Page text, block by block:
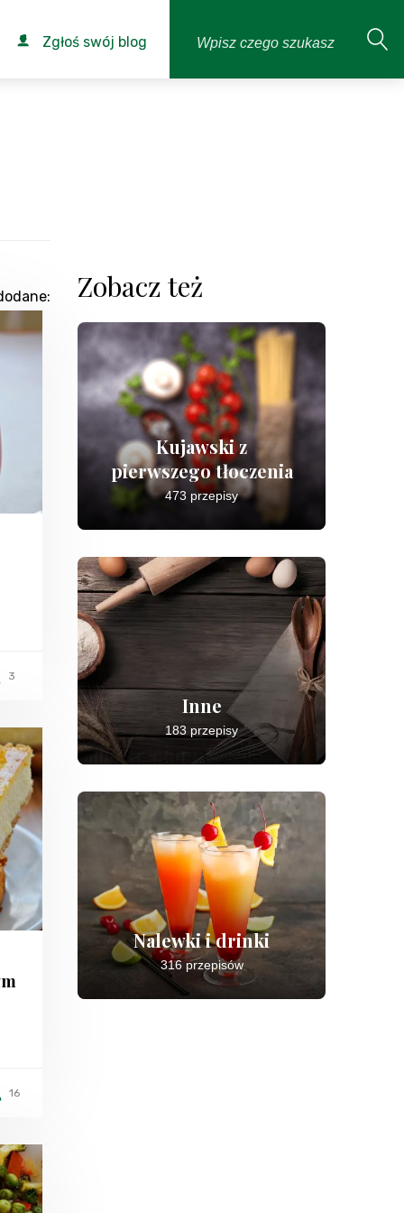
Zgłoś swój blog
3
16
Zobacz też
Kujawski z
pierwszego tłoczenia
473 przepisy
Inne
183 przepisy
Nalewki i drinki
316 przepisów